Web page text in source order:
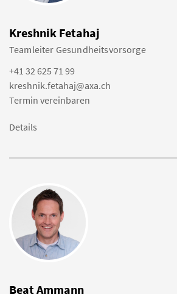
Kreshnik Fetahaj
Teamleiter Gesundheitsvorsorge
+41 32 625 71 99
kreshnik.fetahaj@axa.ch
Termin vereinbaren
Details
Beat Ammann